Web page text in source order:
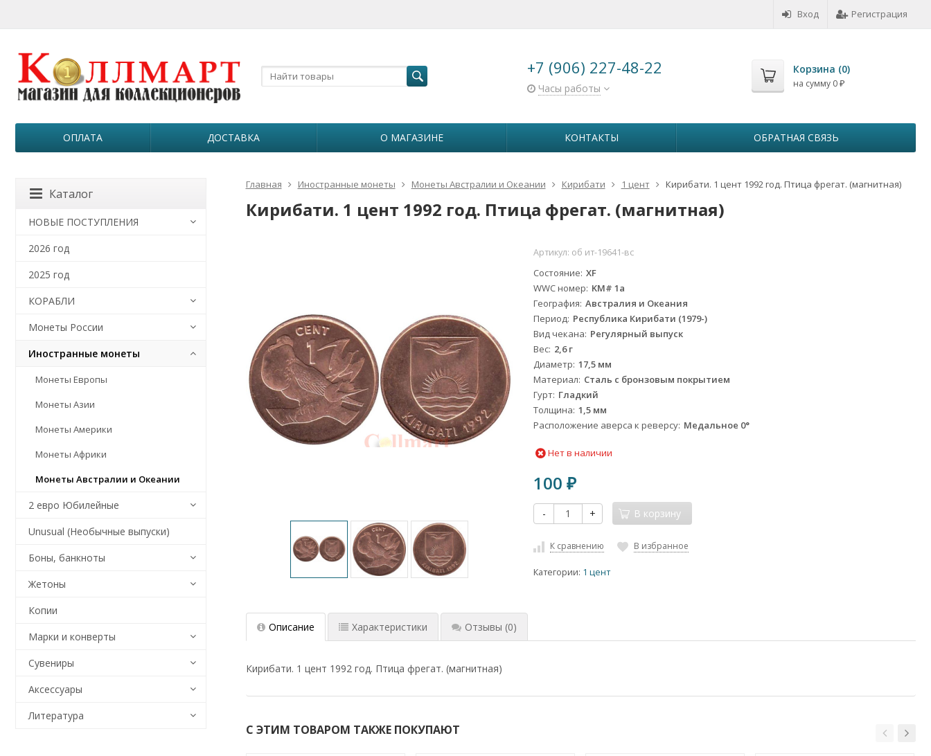
Вход Регистрация
+7 (906) 227-48-22
Часы работы
Корзина (0)
на сумму 0 ₽
ОПЛАТА ДОСТАВКА О МАГАЗИНЕ КОНТАКТЫ ОБРАТНАЯ СВЯЗЬ
Главная Иностранные монеты Монеты Австралии и Океании Кирибати 1 цент Кирибати. 1 цент 1992 год. Птица фрегат. (магнитная)
Кирибати. 1 цент 1992 год. Птица фрегат. (магнитная)
Артикул: об ит-19641-вс
Состояние XF
WWC номер KM# 1a
География Австралия и Океания
Период Республика Кирибати (1979-)
Вид чекана Регулярный выпуск
Вес 2,6 г
Диаметр 17,5 мм
Материал Сталь с бронзовым покрытием
Гурт Гладкий
Толщина 1,5 мм
Расположение аверса к реверсу Медальное 0°
Нет в наличии
100₽
- + В корзину
К сравнению В избранное
Категории: 1 цент
Описание Характеристики Отзывы (0)
Кирибати. 1 цент 1992 год. Птица фрегат. (магнитная)
С ЭТИМ ТОВАРОМ ТАКЖЕ ПОКУПАЮТ
Каталог
НОВЫЕ ПОСТУПЛЕНИЯ
2026 год
2025 год
КОРАБЛИ
Монеты России
Иностранные монеты
Монеты Европы
Монеты Азии
Монеты Америки
Монеты Африки
Монеты Австралии и Океании
2 евро Юбилейные
Unusual (Необычные выпуски)
Боны, банкноты
Жетоны
Копии
Марки и конверты
Сувениры
Аксессуары
Литература